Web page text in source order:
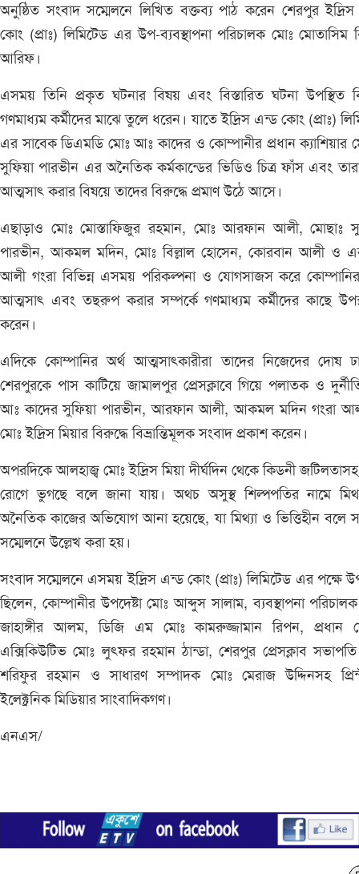
অনুষ্ঠিত সংবাদ সম্মেলনে লিখিত বক্তব্য পাঠ করেন শেরপুর
কোং (প্রাঃ) লিমিটেড এর উপ-ব্যবস্থাপনা পরিচালক মোঃ মোতাসিম
আরিফ।
এসময় তিনি প্রকৃত ঘটনার বিষয় এবং বিস্তারিত ঘটনা উপস্থিত
গণমাধ্যম কর্মীদের মাঝে তুলে ধরেন। যাতে ইদ্রিস এন্ড কোং (প্রাঃ)
এর সাবেক ডিএমডি মোঃ আঃ কাদের ও কোম্পানীর প্রধান ক্যাশিয়ার
সুফিয়া পারভীন এর অনৈতিক কর্মকান্ডের ভিডিও চিত্র ফাঁস এবং
আত্মসাৎ করার বিষয়ে তাদের বিরুদ্ধে প্রমাণ উঠে আসে।
এছাড়াও মোঃ মোস্তাফিজুর রহমান, মোঃ আরফান আলী, মোছাঃ
পারভীন, আকমল মদিন, মোঃ বিল্লাল হোসেন, কোরবান আলী ও
আলী গংরা বিভিন্ন এসময় পরিকল্পনা ও যোগসাজস করে
আত্মসাৎ এবং তছরুপ করার সম্পর্কে গণমাধ্যম কর্মীদের কাছে
করেন।
এদিকে কোম্পানির অর্থ আত্মসাৎকারীরা তাদের নিজেদের দোষ
শেরপুরকে পাস কাটিয়ে জামালপুর প্রেসক্লাবে গিয়ে পলাতক ও
আঃ কাদের সুফিয়া পারভীন, আরফান আলী, আকমল মদিন গংরা
মোঃ ইদ্রিস মিয়ার বিরুদ্ধে বিভ্রান্তিমূলক সংবাদ প্রকাশ করেন।
অপরদিকে আলহাজ্ব মোঃ ইদ্রিস মিয়া দীর্ঘদিন থেকে কিডনী জটিলতাসহ
রোগে ভুগছে বলে জানা যায়। অথচ অসুস্থ শিল্পপতির নামে
অনৈতিক কাজের অভিযোগ আনা হয়েছে, যা মিথ্যা ও ভিত্তিহীন বলে
সম্মেলনে উল্লেখ করা হয়।
সংবাদ সম্মেলনে এসময় ইদ্রিস এন্ড কোং (প্রাঃ) লিমিটেড এর পক্ষে
ছিলেন, কোম্পানীর উপদেষ্টা মোঃ আব্দুস সালাম, ব্যবস্থাপনা
জাহাঙ্গীর আলম, ডিজি এম মোঃ কামরুজ্জামান রিপন, প্রধান
এক্সিকিউটিভ মোঃ লুৎফর রহমান ঠান্ডা, শেরপুর প্রেসক্লাব
শরিফুর রহমান ও সাধারণ সম্পাদক মোঃ মেরাজ উদ্দিনসহ
ইলেক্ট্রনিক মিডিয়ার সাংবাদিকগণ।
এনএস/